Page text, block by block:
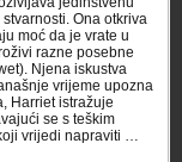
Ona otkriva
moć da je vrate u
razne posebne
Njena iskustva
vrijeme upozna
Harriet istražuje
se s teškim
vrijedi napraviti …